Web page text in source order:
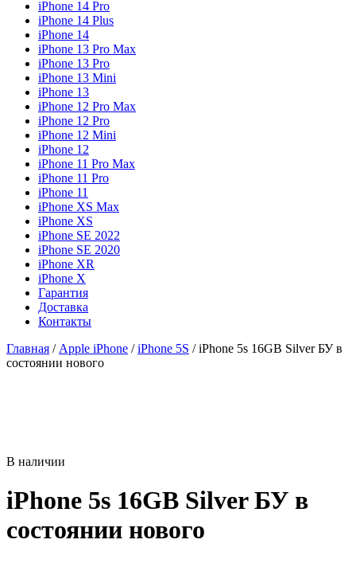
iPhone 14 Pro
iPhone 14 Plus
iPhone 14
iPhone 13 Pro Max
iPhone 13 Pro
iPhone 13 Mini
iPhone 13
iPhone 12 Pro Max
iPhone 12 Pro
iPhone 12 Mini
iPhone 12
iPhone 11 Pro Max
iPhone 11 Pro
iPhone 11
iPhone XS Max
iPhone XS
iPhone SE 2022
iPhone SE 2020
iPhone XR
iPhone X
Гарантия
Доставка
Контакты
Главная / Apple iPhone /iPhone 5S / iPhone 5s 16GB Silver БУ в
состоянии нового
В наличии
iPhone 5s 16GB Silver БУ в
состоянии нового